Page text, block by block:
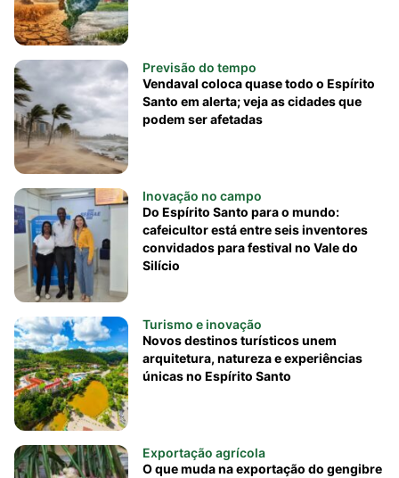
Previsão do tempo
Vendaval coloca quase todo o Espírito
Santo em alerta; veja as cidades que
podem ser afetadas
Inovação no campo
Do Espírito Santo para o mundo:
cafeicultor está entre seis inventores
convidados para festival no Vale do
Silício
Turismo e inovação
Novos destinos turísticos unem
arquitetura, natureza e experiências
únicas no Espírito Santo
Exportação agrícola
O que muda na exportação do gengibre